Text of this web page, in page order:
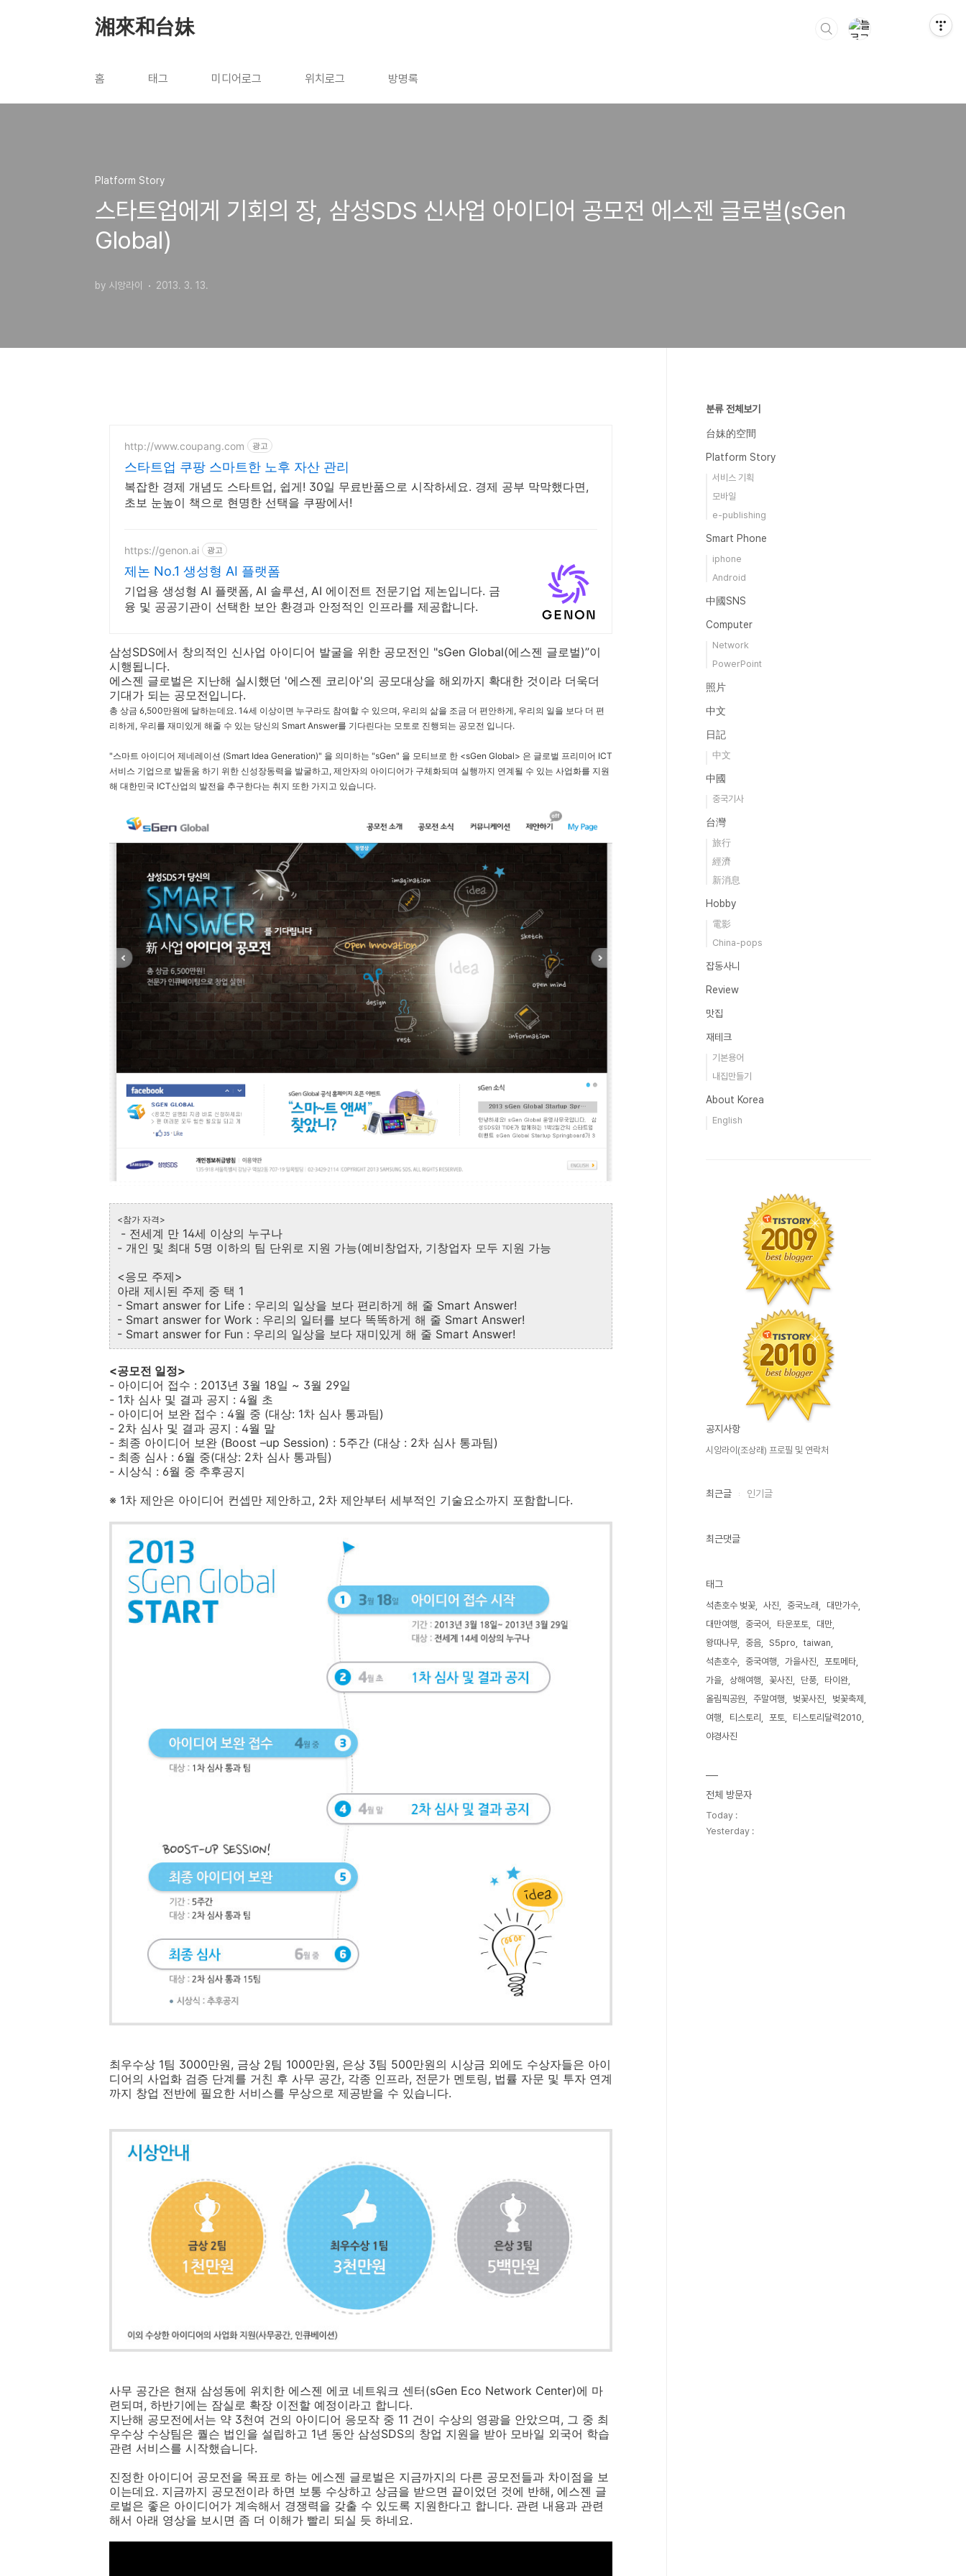
湘來和台妹
홈 태그 미디어로그 위치로그 방명록
Platform Story
스타트업에게 기회의 장, 삼성SDS 신사업 아이디어 공모전 에스젠 글로벌(sGen
Global)
by 시앙라이 2013. 3. 13.
http://www.coupang.com 광고
스타트업 쿠팡 스마트한 노후 자산 관리
복잡한 경제 개념도 스타트업, 쉽게! 30일 무료반품으로 시작하세요. 경제 공부 막막했다면,
초보 눈높이 책으로 현명한 선택을 쿠팡에서!
https://genon.ai 광고
제논 No.1 생성형 AI 플랫폼
기업용 생성형 AI 플랫폼, AI 솔루션, AI 에이전트 전문기업 제논입니다. 금
융 및 공공기관이 선택한 보안 환경과 안정적인 인프라를 제공합니다.
삼성SDS에서 창의적인 신사업 아이디어 발굴을 위한 공모전인 "sGen Global(에스젠 글로벌)”이
시행됩니다.
에스젠 글로벌은 지난해 실시했던 '에스젠 코리아'의 공모대상을 해외까지 확대한 것이라 더욱더
기대가 되는 공모전입니다.
총 상금 6,500만원에 달하는데요. 14세 이상이면 누구라도 참여할 수 있으며, 우리의 삶을 조금 더 편안하게, 우리의 일을 보다 더 편
리하게, 우리를 재미있게 해줄 수 있는 당신의 Smart Answer를 기다린다는 모토로 진행되는 공모전 입니다.
"스마트 아이디어 제네레이션 (Smart Idea Generation)" 을 의미하는 "sGen" 을 모티브로 한 <sGen Global> 은 글로벌 프리미어 ICT
서비스 기업으로 발돋움 하기 위한 신성장동력을 발굴하고, 제안자의 아이디어가 구체화되며 실행까지 연계될 수 있는 사업화를 지원
해 대한민국 ICT산업의 발전을 추구한다는 취지 또한 가지고 있습니다.
<참가 자격>
- 전세계 만 14세 이상의 누구나
- 개인 및 최대 5명 이하의 팀 단위로 지원 가능(예비창업자, 기창업자 모두 지원 가능
<응모 주제>
아래 제시된 주제 중 택 1
- Smart answer for Life : 우리의 일상을 보다 편리하게 해 줄 Smart Answer!
- Smart answer for Work : 우리의 일터를 보다 똑똑하게 해 줄 Smart Answer!
- Smart answer for Fun : 우리의 일상을 보다 재미있게 해 줄 Smart Answer!
<공모전 일정>
- 아이디어 접수 : 2013년 3월 18일 ~ 3월 29일
- 1차 심사 및 결과 공지 : 4월 초
- 아이디어 보완 접수 : 4월 중 (대상: 1차 심사 통과팀)
- 2차 심사 및 결과 공지 : 4월 말
- 최종 아이디어 보완 (Boost –up Session) : 5주간 (대상 : 2차 심사 통과팀)
- 최종 심사 : 6월 중(대상: 2차 심사 통과팀)
- 시상식 : 6월 중 추후공지
※ 1차 제안은 아이디어 컨셉만 제안하고, 2차 제안부터 세부적인 기술요소까지 포함합니다.
최우수상 1팀 3000만원, 금상 2팀 1000만원, 은상 3팀 500만원의 시상금 외에도 수상자들은 아이
디어의 사업화 검증 단계를 거친 후 사무 공간, 각종 인프라, 전문가 멘토링, 법률 자문 및 투자 연계
까지 창업 전반에 필요한 서비스를 무상으로 제공받을 수 있습니다.
사무 공간은 현재 삼성동에 위치한 에스젠 에코 네트워크 센터(sGen Eco Network Center)에 마
련되며, 하반기에는 잠실로 확장 이전할 예정이라고 합니다.
지난해 공모전에서는 약 3천여 건의 아이디어 응모작 중 11 건이 수상의 영광을 안았으며, 그 중 최
우수상 수상팀은 퀄슨 법인을 설립하고 1년 동안 삼성SDS의 창업 지원을 받아 모바일 외국어 학습
관련 서비스를 시작했습니다.
진정한 아이디어 공모전을 목표로 하는 에스젠 글로벌은 지금까지의 다른 공모전들과 차이점을 보
이는데요. 지금까지 공모전이라 하면 보통 수상하고 상금을 받으면 끝이었던 것에 반해, 에스젠 글
로벌은 좋은 아이디어가 계속해서 경쟁력을 갖출 수 있도록 지원한다고 합니다. 관련 내용과 관련
해서 아래 영상을 보시면 좀 더 이해가 빨리 되실 듯 하네요.
분류 전체보기
台妹的空間
Platform Story
서비스 기획
모바일
e-publishing
Smart Phone
iphone
Android
中國SNS
Computer
Network
PowerPoint
照片
中文
日記
中文
中國
중국기사
台灣
旅行
經濟
新消息
Hobby
電影
China-pops
잡동사니
Review
맛집
재테크
기본용어
내집만들기
About Korea
English
공지사항
시앙라이(조상래) 프로필 및 연락처
최근글 인기글
최근댓글
태그
석촌호수 벚꽃 사진 중국노래
대만가수
대만여행
중국어 타운포토
대만
왕따나무
중음 S5pro
taiwan
석촌호수
중국여행 가을사진
포토메타
가을
상해여행 꽃사진 단풍
타이완
올림픽공원
주말여행 벚꽃사진
벚꽃축제
여행
티스토리 포토
티스토리달력2010
야경사진
전체 방문자
Today :
Yesterday :